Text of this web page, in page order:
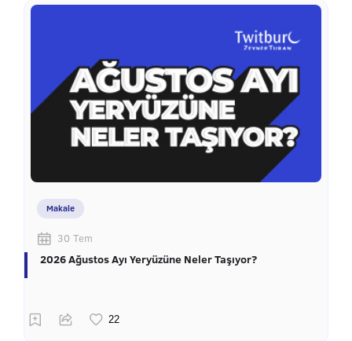
Makale
30 Tem
2026 Ağustos Ayı Yeryüzüne Neler Taşıyor?